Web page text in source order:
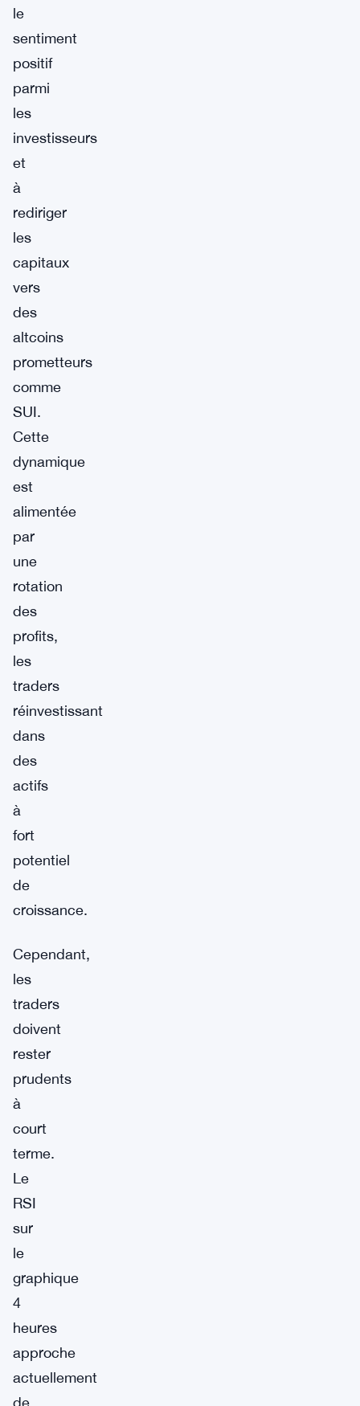
le
sentiment
positif
parmi
les
investisseurs
et
à
rediriger
les
capitaux
vers
des
altcoins
prometteurs
comme
SUI.
Cette
dynamique
est
alimentée
par
une
rotation
des
profits,
les
traders
réinvestissant
dans
des
actifs
à
fort
potentiel
de
croissance.
Cependant,
les
traders
doivent
rester
prudents
à
court
terme.
Le
RSI
sur
le
graphique
4
heures
approche
actuellement
de